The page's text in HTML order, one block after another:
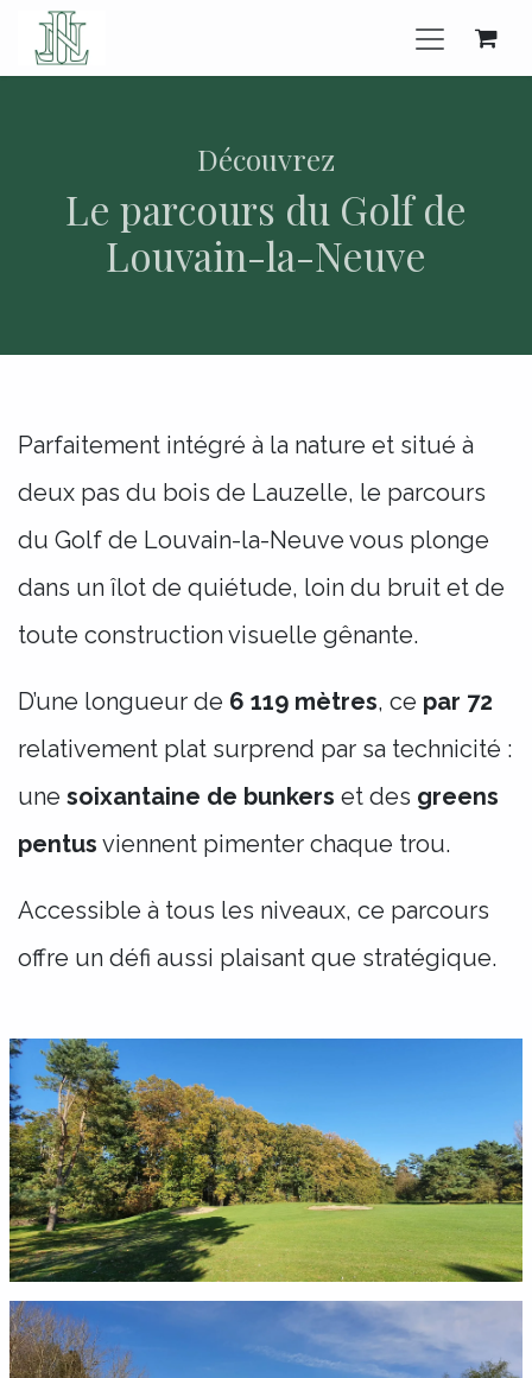
Se rendre au contenu
Découvrez
Le parcours du Golf de
Louvain-la-Neuve
Parfaitement intégré à la nature et situé à
deux pas du bois de Lauzelle, le parcours
du Golf de Louvain-la-Neuve vous plonge
dans un îlot de quiétude, loin du bruit et de
toute construction visuelle gênante.
D’une longueur de 6 119 mètres, ce par 72
relativement plat surprend par sa technicité :
une soixantaine de bunkers et des greens
pentus viennent pimenter chaque trou.
Accessible à tous les niveaux, ce parcours
offre un défi aussi plaisant que stratégique.